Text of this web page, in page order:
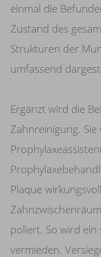
einmal die
Zustand des
Strukturen der
umfassend
Ergänzt wird die
Zahnreinigung.
Plaque
poliert. So wird ein
vermieden.